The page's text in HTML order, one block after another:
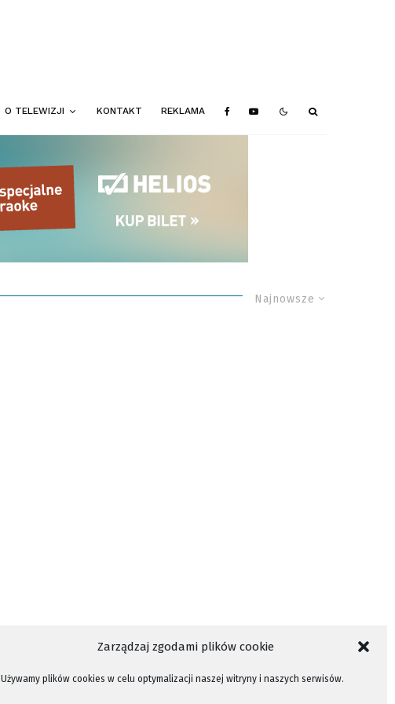
Zarządzaj zgodami plików cookie
Używamy plików cookies w celu optymalizacji naszej witryny i naszych serwisów.
O TELEWIZJI KONTAKT REKLAMA
Najnowsze